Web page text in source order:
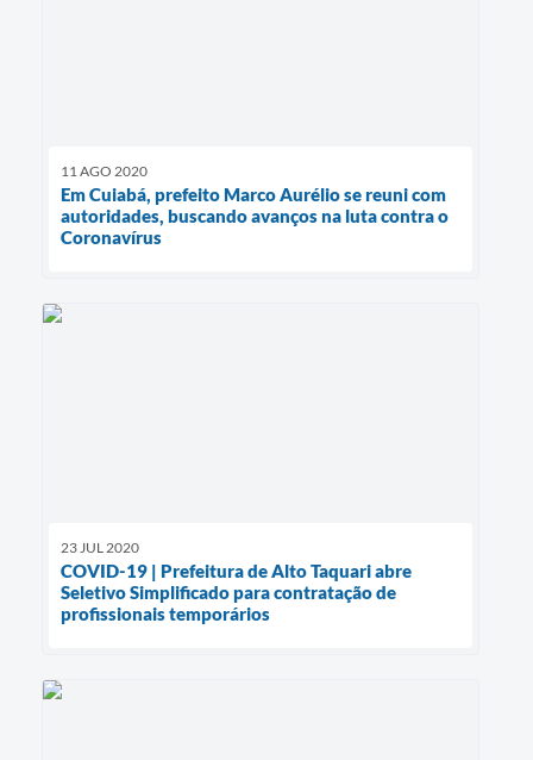
11 AGO 2020
Em Cuiabá, prefeito Marco Aurélio se reuni com
autoridades, buscando avanços na luta contra o
Coronavírus
23 JUL 2020
COVID-19 | Prefeitura de Alto Taquari abre
Seletivo Simplificado para contratação de
profissionais temporários